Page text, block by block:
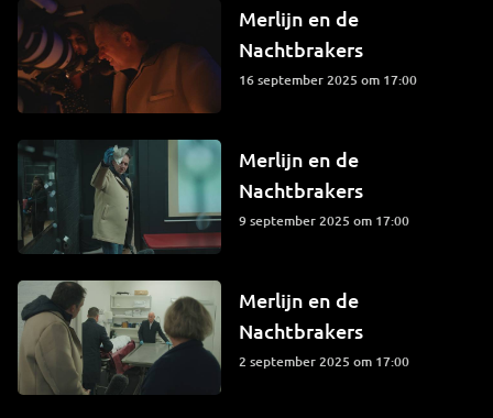
Merlijn en de
Nachtbrakers
16 september 2025 om 17:00
Merlijn en de
Nachtbrakers
9 september 2025 om 17:00
Merlijn en de
Nachtbrakers
2 september 2025 om 17:00